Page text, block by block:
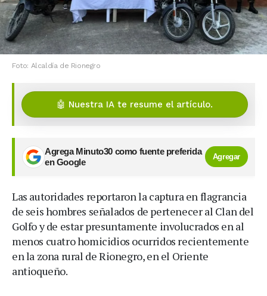
Foto: Alcaldía de Rionegro
🤖 Nuestra IA te resume el artículo.
Agrega Minuto30 como fuente preferida
en Google
Agregar
Las autoridades reportaron la captura en flagrancia
de seis hombres señalados de pertenecer al Clan del
Golfo y de estar presuntamente involucrados en al
menos cuatro homicidios ocurridos recientemente
en la zona rural de Rionegro, en el Oriente
antioqueño.